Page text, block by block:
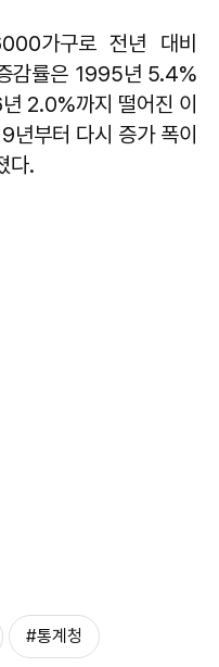
가구로 전년 대비
감률은 1995년 5.4%
2.0%까지 떨어진 이
부터 다시 증가 폭이
다.
#통계청